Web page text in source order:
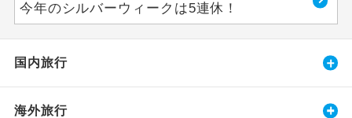
今年のシルバーウィークは5連休！
国内旅行
海外旅行